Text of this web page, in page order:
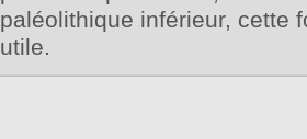
paléolithique inférieur, cette
utile.